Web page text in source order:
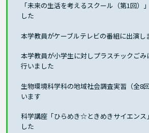
「未来の生活を考えるスクール（第1回）
した
本学教員がケーブルテレビの番組に出演し
本学教員が小学生に対しプラスチックごみ
行いました
生物環境科学科の地域社会調査実習（全8
います
科学講座「ひらめき☆ときめきサイエンス
した